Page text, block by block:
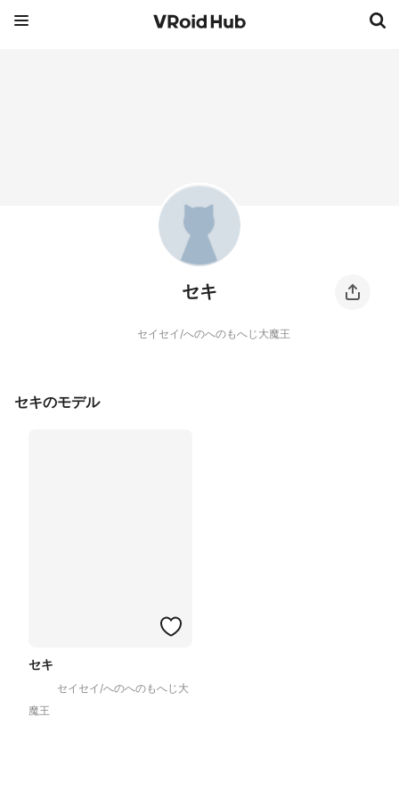
セキ
セイセイ/へのへのもへじ大魔王
セキのモデル
セキ
セイセイ/へのへのもへじ大
魔王